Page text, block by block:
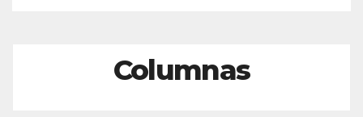
Columnas